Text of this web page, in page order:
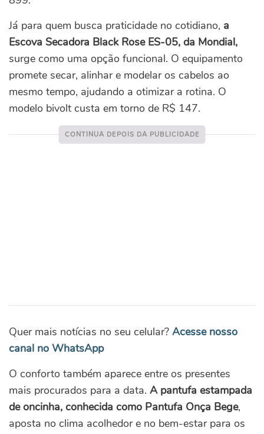
Já para quem busca praticidade no cotidiano, a
Escova Secadora Black Rose ES-05, da Mondial,
surge como uma opção funcional. O equipamento
promete secar, alinhar e modelar os cabelos ao
mesmo tempo, ajudando a otimizar a rotina. O
modelo bivolt custa em torno de R$ 147.
Quer mais notícias no seu celular? Acesse nosso
canal no WhatsApp
O conforto também aparece entre os presentes
mais procurados para a data. A pantufa estampada
de oncinha, conhecida como Pantufa Onça Bege,
aposta no clima acolhedor e no bem-estar para os